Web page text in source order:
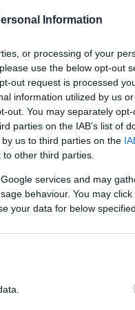
Information
or processing of your
use the below opt-out
out request is processed
information utilized by us
out. You may separately
parties on the IAB’s list of
us to third parties on the
other third parties.
services and may
behaviour. You may
your data for below
ed
l’appello di
Ranieri,
dei liberi
l’Italia